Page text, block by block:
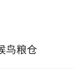
鸟粮仓